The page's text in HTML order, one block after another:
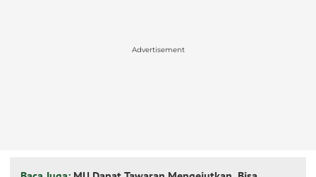
Advertisement